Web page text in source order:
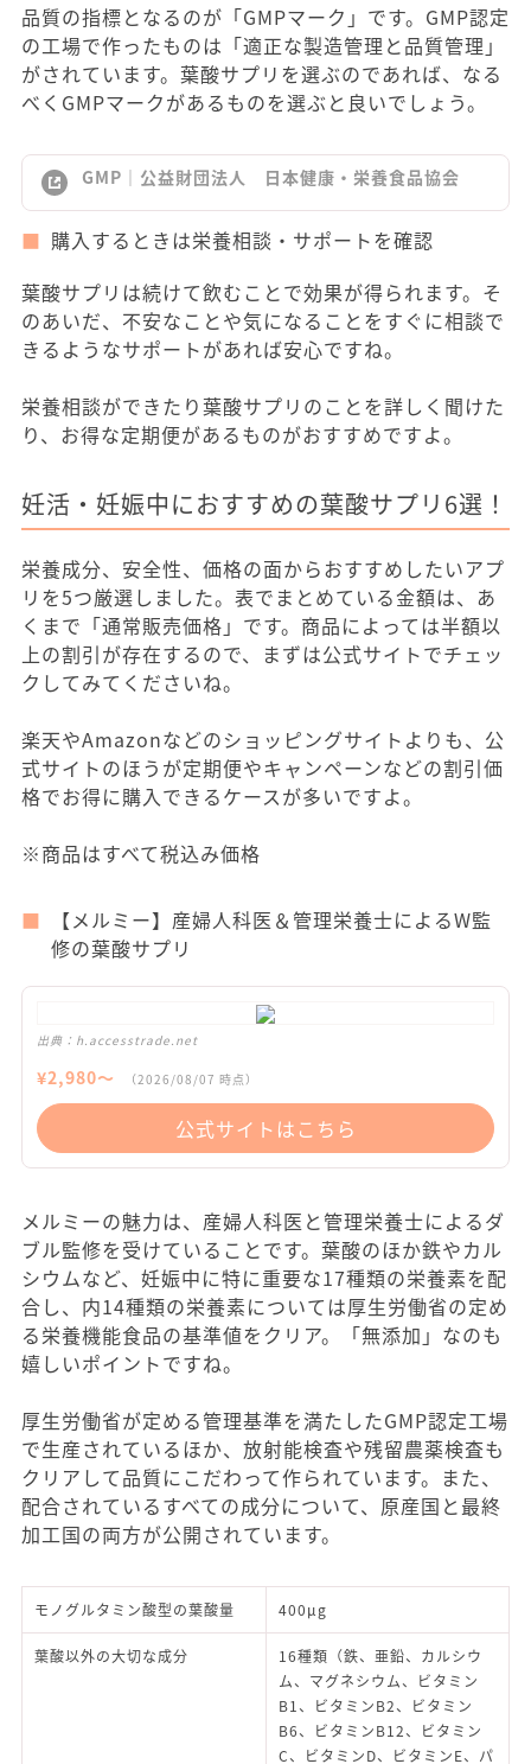
品質の指標となるのが「GMPマーク」です。GMP認定
の工場で作ったものは「適正な製造管理と品質管理」
がされています。葉酸サプリを選ぶのであれば、なる
べくGMPマークがあるものを選ぶと良いでしょう。
GMP｜公益財団法人 日本健康・栄養食品協会
購入するときは栄養相談・サポートを確認
葉酸サプリは続けて飲むことで効果が得られます。そ
のあいだ、不安なことや気になることをすぐに相談で
きるようなサポートがあれば安心ですね。
栄養相談ができたり葉酸サプリのことを詳しく聞けた
り、お得な定期便があるものがおすすめですよ。
妊活・妊娠中におすすめの葉酸サプリ6選！
栄養成分、安全性、価格の面からおすすめしたいアプ
リを5つ厳選しました。表でまとめている金額は、あ
くまで「通常販売価格」です。商品によっては半額以
上の割引が存在するので、まずは公式サイトでチェッ
クしてみてくださいね。
楽天やAmazonなどのショッピングサイトよりも、公
式サイトのほうが定期便やキャンペーンなどの割引価
格でお得に購入できるケースが多いですよ。
※商品はすべて税込み価格
【メルミー】産婦人科医＆管理栄養士によるW監
修の葉酸サプリ
出典： h.accesstrade.net
¥2,980〜 （2026/08/07 時点）
公式サイトはこちら
メルミーの魅力は、産婦人科医と管理栄養士によるダ
ブル監修を受けていることです。葉酸のほか鉄やカル
シウムなど、妊娠中に特に重要な17種類の栄養素を配
合し、内14種類の栄養素については厚生労働省の定め
る栄養機能食品の基準値をクリア。「無添加」なのも
嬉しいポイントですね。
厚生労働省が定める管理基準を満たしたGMP認定工場
で生産されているほか、放射能検査や残留農薬検査も
クリアして品質にこだわって作られています。また、
配合されているすべての成分について、原産国と最終
加工国の両方が公開されています。
モノグルタミン酸型の葉酸量 400μg
葉酸以外の大切な成分
16種類（鉄、亜鉛、カルシウ
ム、マグネシウム、ビタミン
B1、ビタミンB2、ビタミン
B6、ビタミンB12、ビタミン
C、ビタミンD、ビタミンE、パ